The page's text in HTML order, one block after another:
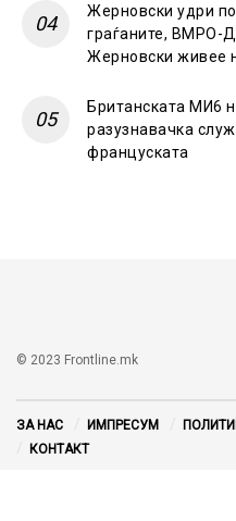
Жерновски удри
граѓаните, ВМРО-
Жерновски живее
Британската МИ6
разузнавачка
француската
© 2023 Frontline.mk
ЗА НАС ИМПРЕСУМ
КОНТАКТ